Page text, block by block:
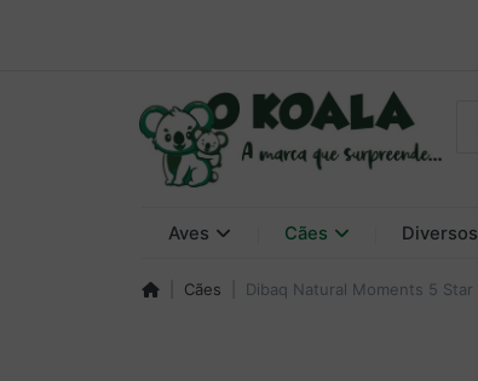
Aves Cães Diversos
Cães Dibaq Natural Moments 5